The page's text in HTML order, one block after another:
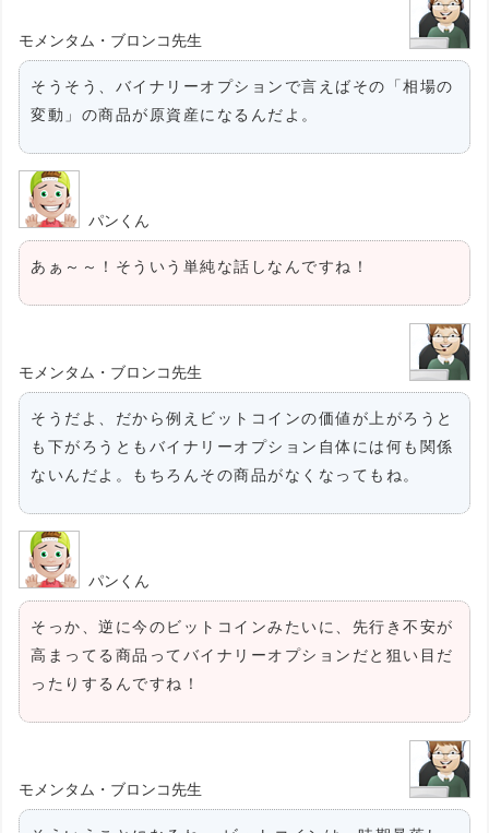
モメンタム・ブロンコ先生
そうそう、バイナリーオプションで言えばその「相場の
変動」の商品が原資産になるんだよ。
パンくん
あぁ～～！そういう単純な話しなんですね！
モメンタム・ブロンコ先生
そうだよ、だから例えビットコインの価値が上がろうと
も下がろうともバイナリーオプション自体には何も関係
ないんだよ。もちろんその商品がなくなってもね。
パンくん
そっか、逆に今のビットコインみたいに、先行き不安が
高まってる商品ってバイナリーオプションだと狙い目だ
ったりするんですね！
モメンタム・ブロンコ先生